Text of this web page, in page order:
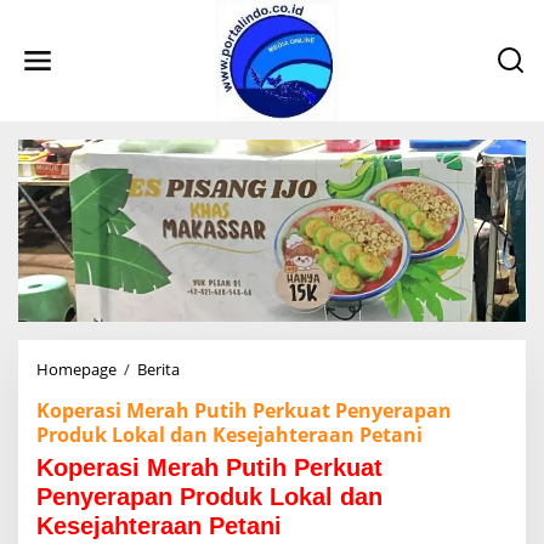
Homepage / Berita
p
e
a
s
i
Koperasi Merah Putih Perkuat Penyerapan
Produk Lokal dan Kesejahteraan Petani
Koperasi Merah Putih Perkuat
Penyerapan Produk Lokal dan
Kesejahteraan Petani